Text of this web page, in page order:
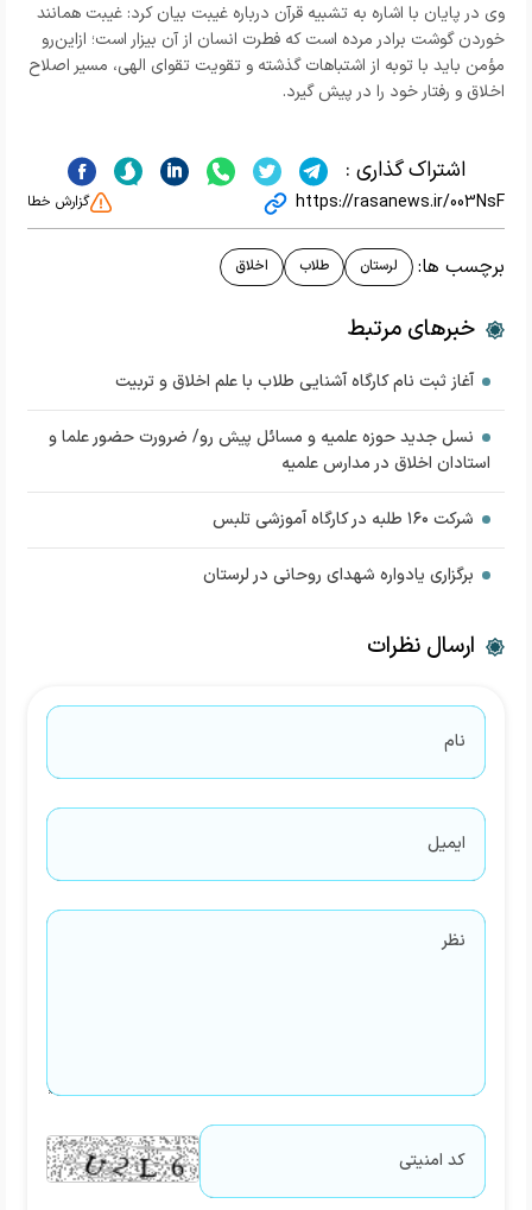
وی در پایان با اشاره به تشبیه قرآن درباره غیبت بیان کرد: غیبت همانند
خوردن گوشت برادر مرده است که فطرت انسان از آن بیزار است؛ ازاین‌رو
مؤمن باید با توبه از اشتباهات گذشته و تقویت تقوای الهی، مسیر اصلاح
اخلاق و رفتار خود را در پیش گیرد.
اشتراک گذاری :
https://rasanews.ir/003NsF گزارش خطا
برچسب ها: لرستان طلاب اخلاق
خبرهای مرتبط
آغاز ثبت نام کارگاه آشنایی طلاب با علم اخلاق و تربیت
نسل جدید حوزه‌ علمیه و مسائل پیش رو/ ضرورت حضور علما و
استادان اخلاق در مدارس علمیه
شرکت ۱۶۰ طلبه در کارگاه آموزشی تلبس
برگزاری یادواره شهدای روحانی در لرستان
ارسال نظرات